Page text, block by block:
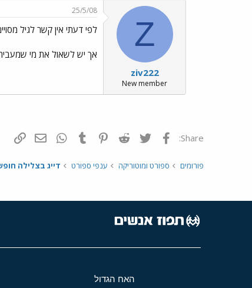
Z
ziv222
New member
25/5/08
לפי דעתי אין קשר לגיל
אך יש לשאול את מי
Share: פייסבוק Twitter
Reddit
Pinterest
Tumblr
WhatsApp
דואר
פורומים ספורט ומוטוריקה ענפי ספורט דייג בצלילה
האח הגדול